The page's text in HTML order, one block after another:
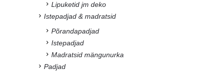
Lipuketid jm deko
Istepadjad & madratsid
Põrandapadjad
Istepadjad
Madratsid mängunurka
Padjad